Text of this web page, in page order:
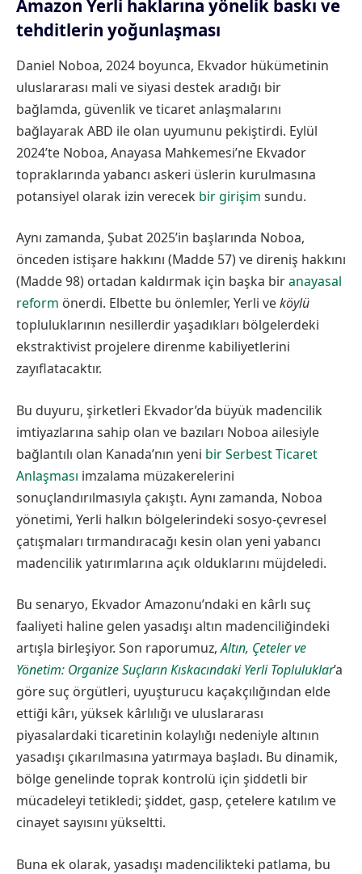
Amazon Yerli haklarına yönelik baskı ve
tehditlerin yoğunlaşması
Daniel Noboa, 2024 boyunca, Ekvador hükümetinin
uluslararası mali ve siyasi destek aradığı bir
bağlamda, güvenlik ve ticaret anlaşmalarını
bağlayarak ABD ile olan uyumunu pekiştirdi. Eylül
2024’te Noboa, Anayasa Mahkemesi’ne Ekvador
topraklarında yabancı askeri üslerin kurulmasına
potansiyel olarak izin verecek bir girişim sundu.
Aynı zamanda, Şubat 2025’in başlarında Noboa,
önceden istişare hakkını (Madde 57) ve direniş hakkını
(Madde 98) ortadan kaldırmak için başka biranayasal
reform önerdi. Elbette bu önlemler, Yerli veköylü
topluluklarının nesillerdir yaşadıkları bölgelerdeki
ekstraktivist projelere direnme kabiliyetlerini
zayıflatacaktır.
Bu duyuru, şirketleri Ekvador’da büyük madencilik
imtiyazlarına sahip olan ve bazıları Noboa ailesiyle
bağlantılı olan Kanada’nın yeni bir Serbest Ticaret
Anlaşması imzalama müzakerelerini
sonuçlandırılmasıyla çakıştı. Aynı zamanda, Noboa
yönetimi, Yerli halkın bölgelerindeki sosyo-çevresel
çatışmaları tırmandıracağı kesin olan yeni yabancı
madencilik yatırımlarına açık olduklarını müjdeledi.
Bu senaryo, Ekvador Amazonu’ndaki en kârlı suç
faaliyeti haline gelen yasadışı altın madenciliğindeki
artışla birleşiyor. Son raporumuz,Altın, Çeteler ve
Yönetim: Organize SuçlarınKıskacındakiYerli Topluluklar’a
göre suç örgütleri, uyuşturucu kaçakçılığından elde
ettiği kârı, yüksek kârlılığı ve uluslararası
piyasalardaki ticaretinin kolaylığı nedeniyle altının
yasadışı çıkarılmasına yatırmaya başladı. Bu dinamik,
bölge genelinde toprak kontrolü için şiddetli bir
mücadeleyi tetikledi; şiddet, gasp, çetelere katılım ve
cinayet sayısını yükseltti.
Buna ek olarak, yasadışı madencilikteki patlama, bu